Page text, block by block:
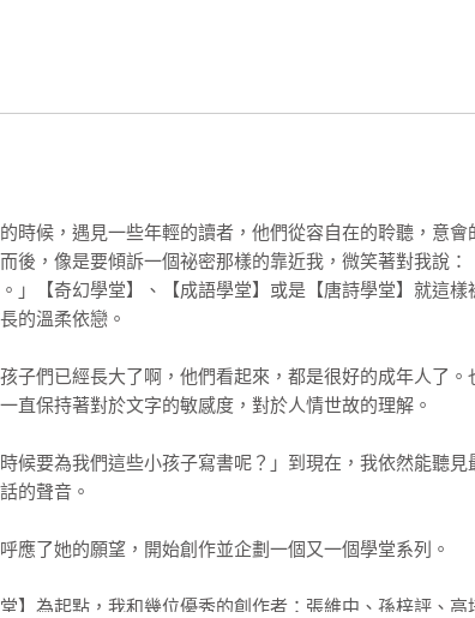
暢銷作家張曼娟策劃，將成語融入新編故事中，帶領孩
子感興趣的主題，如：寓言神話、推理尋寶、同儕社交、
事後皆附有成語出處、典故、解釋，並補充相似及相反的
，具實用價值。
著千辛萬苦取得的經文，距離大唐長安城只有一步之遙
關卡難題。陷入劫難的師徒四人，必須再度團結一心，攜
險中感受手足情誼的故事
他們必須前往滄海桑田，尋找傳說中的「願之獸」……
》
時候，遇見一些年輕的讀者，他們從容自在的聆聽，意
後，像是要傾訴一個祕密那樣的靠近我，微笑著對我說
」【奇幻學堂】、【成語學堂】或是【唐詩學堂】就這
的溫柔依戀。
子們已經長大了啊，他們看起來，都是很好的成年人了。
直保持著對於文字的敏感度，對於人情世故的理解。
時候要為我們這些小孩子寫書呢？」到現在，我依然能聽
的聲音。
應了她的願望，開始創作並企劃一個又一個學堂系列。
】為起點，我和幾位優秀的創作者：張維中、孫梓評、